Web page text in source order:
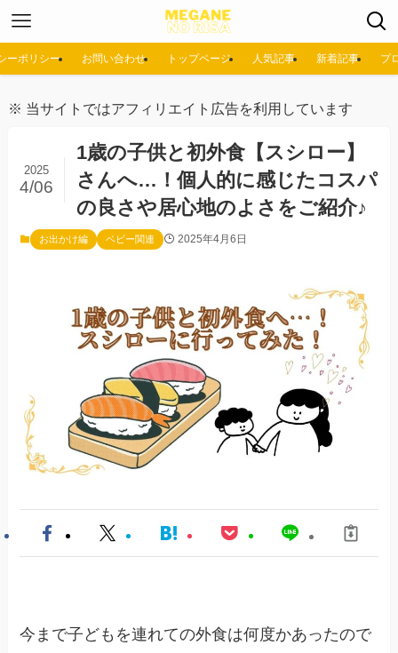
ーポリシー お問い合わせ トップページ 人気記事 新着記事 プ
※ 当サイトではアフィリエイト広告を利用しています
1歳の子供と初外食【スシロー】
さんへ…！個人的に感じたコスパ
の良さや居心地のよさをご紹介♪
2025
4/06
お出かけ編 ベビー関連 2025年4月6日
今まで子どもを連れての外食は何度かあったので